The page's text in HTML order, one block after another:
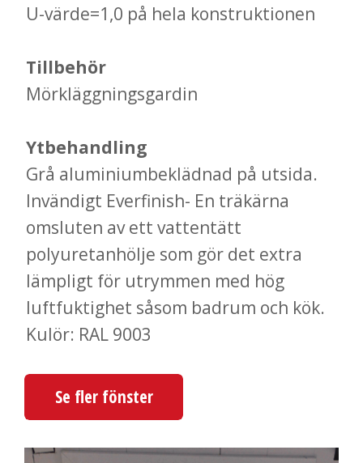
U-värde=1,0 på hela konstruktionen
Tillbehör
Mörkläggningsgardin
Ytbehandling
Grå aluminiumbeklädnad på utsida.
Invändigt Everfinish- En träkärna
omsluten av ett vattentätt
polyuretanhölje som gör det extra
lämpligt för utrymmen med hög
luftfuktighet såsom badrum och kök.
Kulör: RAL 9003
Se fler fönster